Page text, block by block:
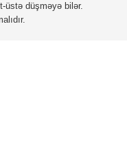
üstə düşməyə bilər.